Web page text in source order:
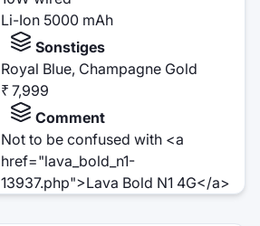
Li-Ion 5000 mAh
Sonstiges
Royal Blue, Champagne Gold
₹ 7,999
Comment
Not to be confused with <a
href="lava_bold_n1-
13937.php">Lava Bold N1 4G</a>